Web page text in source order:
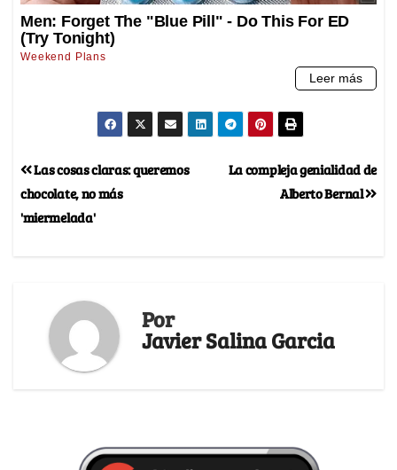
La compleja genialidad de
Alberto Bernal
Las cosas claras: queremos
chocolate, no más
'miermelada'
Por
Javier Salina Garcia